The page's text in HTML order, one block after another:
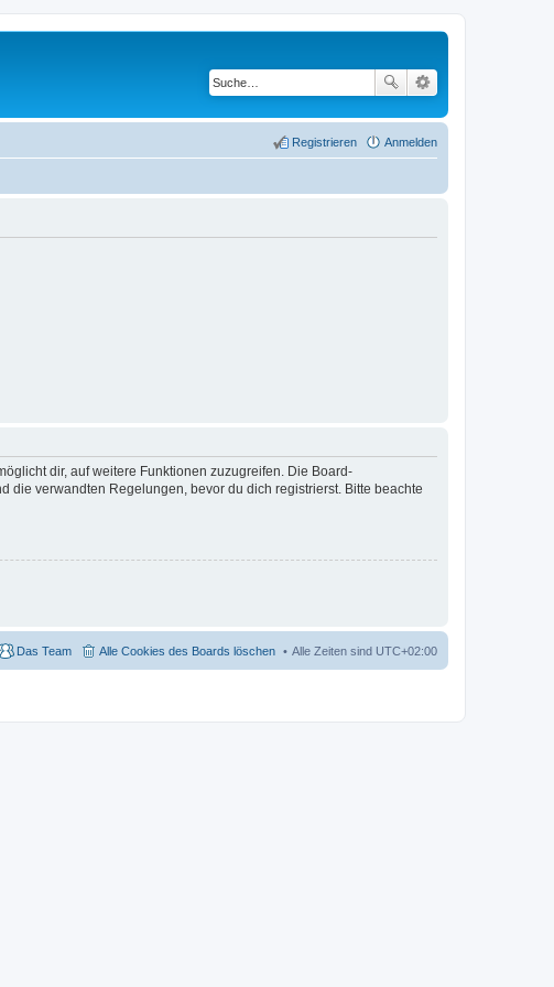
Anmelden
Registrieren
dir, auf weitere Funktionen zuzugreifen. Die Board-
verwandten Regelungen, bevor du dich registrierst. Bitte beachte
Alle Zeiten sind UTC+02:00
Alle Cookies des Boards löschen
Das Team